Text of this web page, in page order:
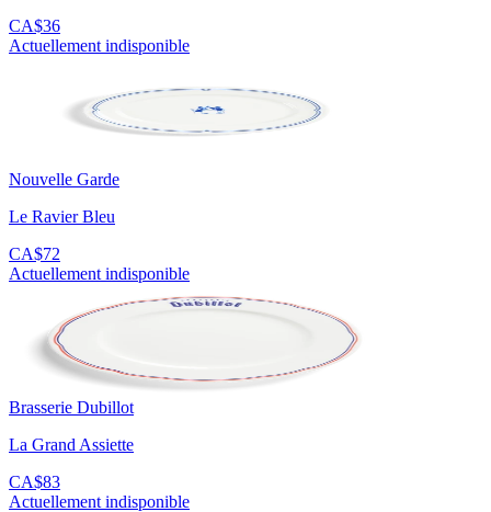
CA$36
Actuellement indisponible
Nouvelle Garde
Le Ravier Bleu
CA$72
Actuellement indisponible
Brasserie Dubillot
La Grand Assiette
CA$83
Actuellement indisponible